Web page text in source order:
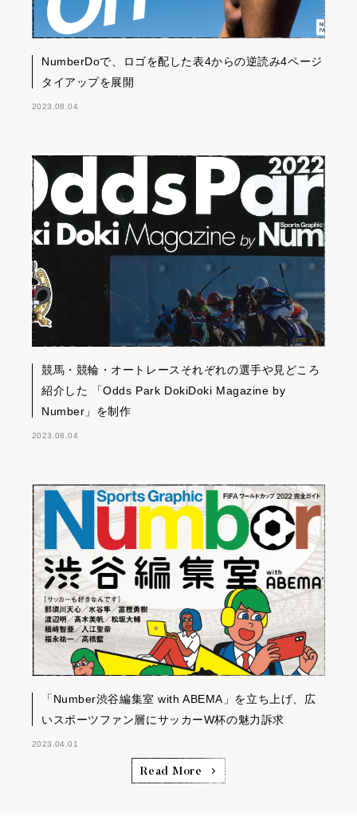
NumberDoで、ロゴを配した表4からの逆読み4ページ
タイアップを展開
2023.08.04
競馬・競輪・オートレースそれぞれの選手や見どころ
紹介した 「Odds Park DokiDoki Magazine by
Number」を制作
2023.08.04
「Number渋谷編集室 with ABEMA」を立ち上げ、広
いスポーツファン層にサッカーW杯の魅力訴求
2023.04.01
Read More